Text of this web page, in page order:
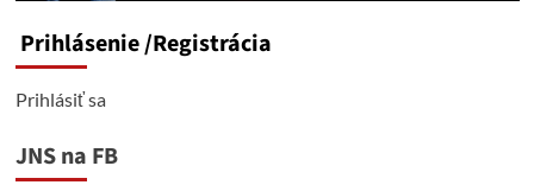
Prihlásenie/Registrácia
Prihlásiť sa
JNS na FB